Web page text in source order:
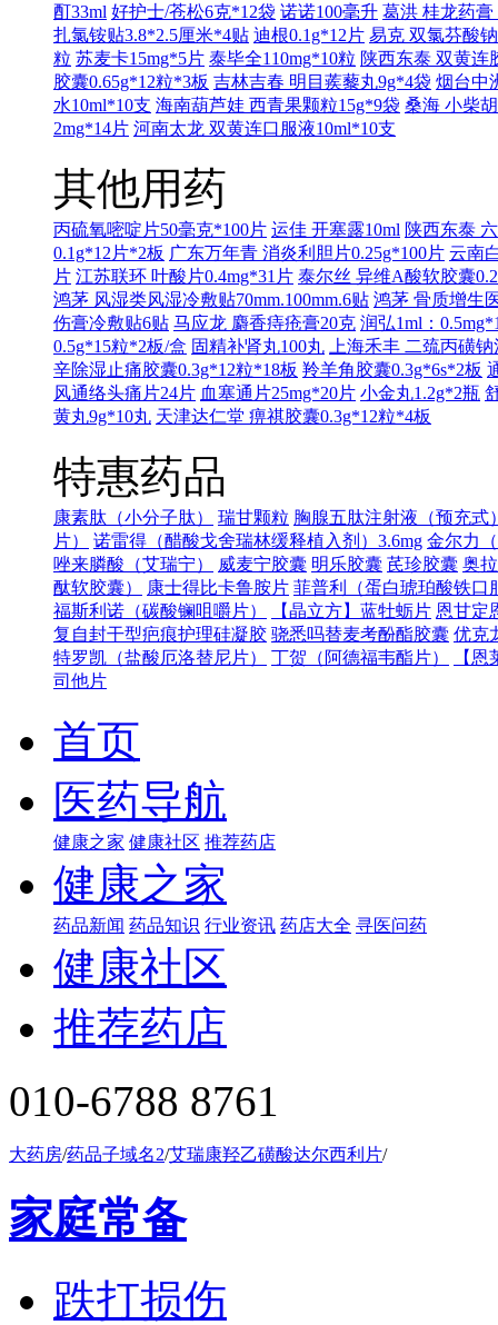
酊33ml 好护士/苍松6克*12袋 诺诺100毫升 葛洪 桂龙药膏
扎氯铵贴3.8*2.5厘米*4贴 迪根0.1g*12片 易克 双氯芬酸
粒 苏麦卡15mg*5片 泰毕全110mg*10粒 陕西东泰 双黄连
胶囊0.65g*12粒*3板 吉林吉春 明目蒺藜丸9g*4袋 烟台中
水10ml*10支 海南葫芦娃 西青果颗粒15g*9袋 桑海 小柴
2mg*14片 河南太龙 双黄连口服液10ml*10支
其他用药
丙硫氧嘧啶片50毫克*100片 运佳 开塞露10ml 陕西东泰
0.1g*12片*2板 广东万年青 消炎利胆片0.25g*100片 云南
片 江苏联环 叶酸片0.4mg*31片 泰尔丝 异维A酸软胶囊
鸿茅 风湿类风湿冷敷贴70mm.100mm.6贴 鸿茅 骨质增生
伤膏冷敷贴6贴 马应龙 麝香痔疮膏20克 润弘1ml：
0.5g*15粒*2板/盒 固精补肾丸100丸
上海禾丰 二巯丙磺
辛除湿止痛胶囊0.3g*12粒*18板 羚羊角胶囊0.3g*6s*2板
风通络头痛片24片 血塞通片25mg*20片 小金丸1.2g*2瓶
黄丸9g*10丸 天津达仁堂 痹祺胶囊0.3g*12粒*4板
特惠药品
康素肽（小分子肽） 瑞甘颗粒 胸腺五肽注射液（预充式
片）
诺雷得（醋酸戈舍瑞林缓释植入剂）3.6mg 金尔力
唑来膦酸（艾瑞宁）
威麦宁胶囊 明乐胶囊 芪珍胶囊 奥
酞软胶囊）
康士得比卡鲁胺片 菲普利（蛋白琥珀酸铁口
福斯利诺（碳酸镧咀嚼片）
【晶立方】蓝牡蛎片 恩甘定
复自封干型疤痕护理硅凝胶 骁悉吗替麦考酚酯胶囊 优克
特罗凯（盐酸厄洛替尼片）
丁贺（阿德福韦酯片）
【
司他片
首页
医药导航
健康之家 健康社区 推荐药店
健康之家
药品新闻 药品知识 行业资讯 药店大全 寻医问药
健康社区
推荐药店
010-6788 8761
大药房/药品子域名2/艾瑞康羟乙磺酸达尔西利片/
家庭常备
跌打损伤